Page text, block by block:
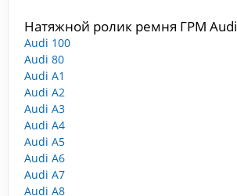
Натяжной ролик ремня ГРМ Audi
Audi 100
Audi 80
Audi A1
Audi A2
Audi A3
Audi A4
Audi A5
Audi A6
Audi A7
Audi A8